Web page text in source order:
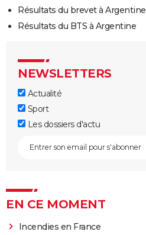
Résultats du brevet à Argentine
Résultats du BTS à Argentine
NEWSLETTERS
Actualité
Sport
Les dossiers d'actu
EN CE MOMENT
Incendies en France